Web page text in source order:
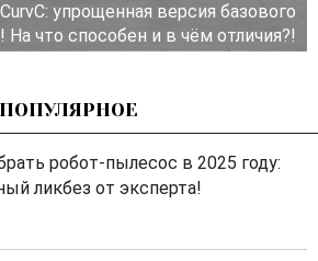
упрощенная версия базового
На что способен и в чём отличия?!
ПОПУЛЯРНОЕ
робот-пылесос в 2025 году:
ликбез от эксперта!